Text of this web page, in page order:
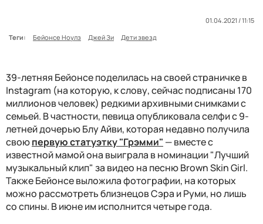
01.04.2021 / 11:15
Теги:
Бейонсе Ноулз Джей Зи Дети звезд
39-летняя Бейонсе поделилась на своей страничке в
Instagram (на которую, к слову, сейчас подписаны 170
миллионов человек) редкими архивными снимками с
семьей. В частности, певица опубликовала селфи с 9-
летней дочерью Блу Айви, которая недавно получила
своюпервую статуэтку "Грэмми" — вместе с
известной мамой она выиграла в номинации "Лучший
музыкальный клип" за видео на песню Brown Skin Girl.
Также Бейонсе выложила фотографии, на которых
можно рассмотреть близнецов Сэра и Руми, но лишь
со спины. В июне им исполнится четыре года.